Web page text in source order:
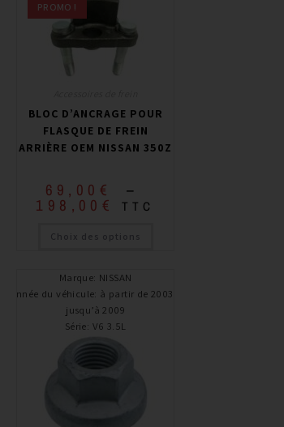
PROMO !
BLOC D’ANCRAGE POUR
FLASQUE DE FREIN
ARRIÈRE OEM NISSAN 350Z
69,00 € –
198,00 € TTC
Choix des options
Marque: NISSAN
Année du véhicule: à partir de 2003 /
jusqu’à 2009
Série: V6 3.5L